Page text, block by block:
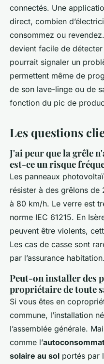
connectés. Une
direct, combien
consommez ou
devient facile de
pourrait signaler un
permettent même de
de son lave-linge ou de
fonction du pic de
Les questions
J'ai peur que la grêle
est-ce un risque
Les panneaux
résister à des grêlons
à 80 km/h. Le verre est
norme IEC 61215. En
peuvent être violents,
Les cas de casse sont
par l’assurance habitation.
Peut-on installer des
propriétaire de toute
Si vous êtes en
commune, l’installation
l’assemblée générale.
comme l’
solaire au sol portés par